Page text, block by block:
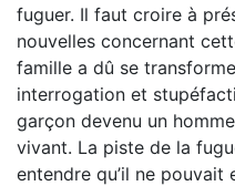
fuguer. Il faut croire à
nouvelles concernant
famille a dû se
interrogation et
garçon devenu un
vivant. La piste de la
entendre qu’il ne